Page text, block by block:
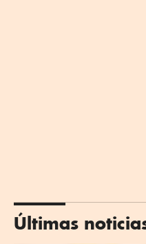
Últimas